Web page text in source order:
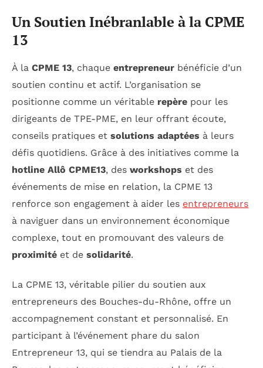
Un Soutien Inébranlable à la CPME
13
À la CPME 13, chaque entrepreneur bénéficie d’un
soutien continu et actif. L’organisation se
positionne comme un véritable repère pour les
dirigeants de TPE-PME, en leur offrant écoute,
conseils pratiques et solutions adaptées à leurs
défis quotidiens. Grâce à des initiatives comme la
hotline Allô CPME13, des workshops et des
événements de mise en relation, la CPME 13
renforce son engagement à aider les entrepreneurs
à naviguer dans un environnement économique
complexe, tout en promouvant des valeurs de
proximité et de solidarité.
La CPME 13, véritable pilier du soutien aux
entrepreneurs des Bouches-du-Rhône, offre un
accompagnement constant et personnalisé. En
participant à l’événement phare du salon
Entrepreneur 13, qui se tiendra au Palais de la